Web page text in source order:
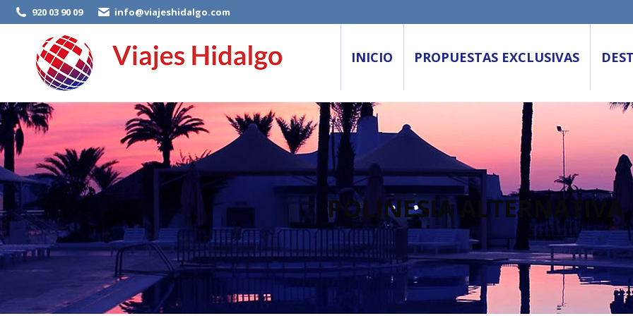
920 03 90 09 info@viajeshidalgo.com
INICIO PROPUESTAS EXCLUSIVAS
POLINESIA ALTERNATIVA